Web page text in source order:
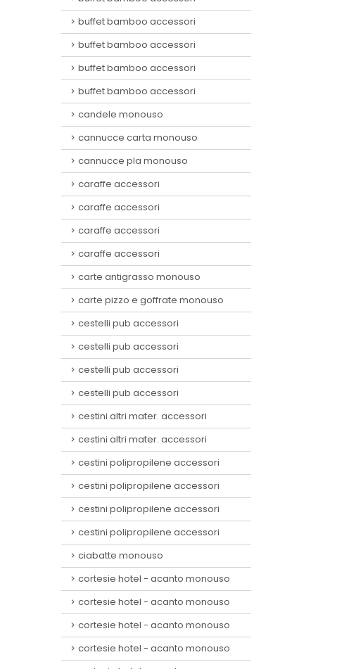
buffet bamboo accessori
buffet bamboo accessori
buffet bamboo accessori
buffet bamboo accessori
candele monouso
cannucce carta monouso
cannucce pla monouso
caraffe accessori
caraffe accessori
caraffe accessori
caraffe accessori
carte antigrasso monouso
carte pizzo e goffrate monouso
cestelli pub accessori
cestelli pub accessori
cestelli pub accessori
cestelli pub accessori
cestini altri mater. accessori
cestini altri mater. accessori
cestini polipropilene accessori
cestini polipropilene accessori
cestini polipropilene accessori
cestini polipropilene accessori
ciabatte monouso
cortesie hotel - acanto monouso
cortesie hotel - acanto monouso
cortesie hotel - acanto monouso
cortesie hotel - acanto monouso